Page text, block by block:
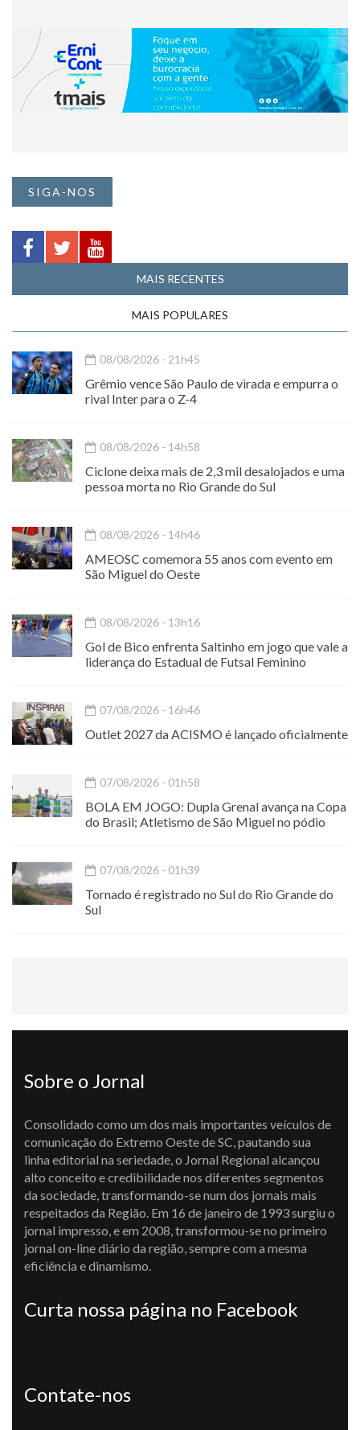
SIGA-NOS
MAIS RECENTES
MAIS POPULARES
08/08/2026 - 21h45
Grêmio vence São Paulo de virada e empurra o
rival Inter para o Z-4
08/08/2026 - 14h58
Ciclone deixa mais de 2,3 mil desalojados e uma
pessoa morta no Rio Grande do Sul
08/08/2026 - 14h46
AMEOSC comemora 55 anos com evento em
São Miguel do Oeste
08/08/2026 - 13h16
Gol de Bico enfrenta Saltinho em jogo que vale a
liderança do Estadual de Futsal Feminino
07/08/2026 - 16h46
Outlet 2027 da ACISMO é lançado oficialmente
07/08/2026 - 01h58
BOLA EM JOGO: Dupla Grenal avança na Copa
do Brasil; Atletismo de São Miguel no pódio
07/08/2026 - 01h39
Tornado é registrado no Sul do Rio Grande do
Sul
Sobre o Jornal
Consolidado como um dos mais importantes veículos de
comunicação do Extremo Oeste de SC, pautando sua
linha editorial na seriedade, o Jornal Regional alcançou
alto conceito e credibilidade nos diferentes segmentos
da sociedade, transformando-se num dos jornais mais
respeitados da Região. Em 16 de janeiro de 1993 surgiu o
jornal impresso, e em 2008, transformou-se no primeiro
jornal on-line diário da região, sempre com a mesma
eficiência e dinamismo.
Curta nossa página no Facebook
Contate-nos